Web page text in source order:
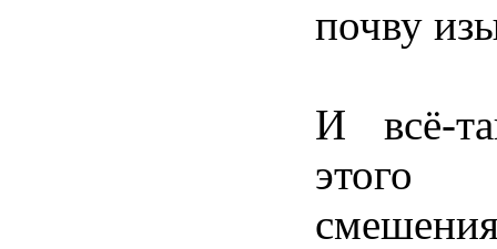
почву
И всё-
этого